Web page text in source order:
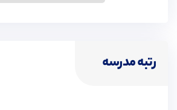
را انجام می‌دهد. لطفا برای کسب اطلاعات
رتبه مدرسه